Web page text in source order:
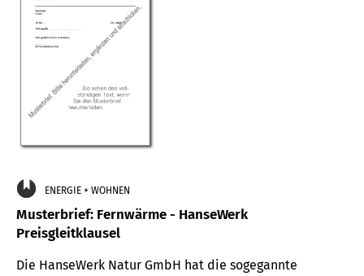
ENERGIE + WOHNEN
Musterbrief: Fernwärme - HanseWerk
Preisgleitklausel
Die HanseWerk Natur GmbH hat die sogegannte